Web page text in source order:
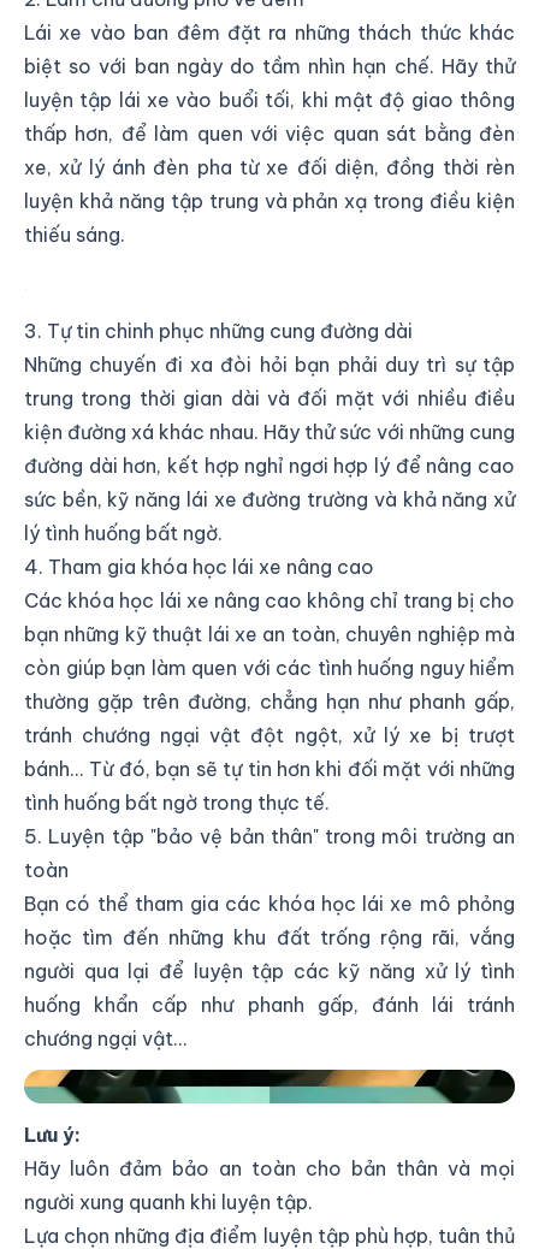
Lái xe vào ban đêm đặt ra những thách thức khác
biệt so với ban ngày do tầm nhìn hạn chế. Hãy thử
luyện tập lái xe vào buổi tối, khi mật độ giao thông
thấp hơn, để làm quen với việc quan sát bằng đèn
xe, xử lý ánh đèn pha từ xe đối diện, đồng thời rèn
luyện khả năng tập trung và phản xạ trong điều kiện
thiếu sáng.
Làm chủ đường phố về đêm Khi Lái Xe
3. Tự tin chinh phục những cung đường dài
Những chuyến đi xa đòi hỏi bạn phải duy trì sự tập
trung trong thời gian dài và đối mặt với nhiều điều
kiện đường xá khác nhau. Hãy thử sức với những cung
đường dài hơn, kết hợp nghỉ ngơi hợp lý để nâng cao
sức bền, kỹ năng lái xe đường trường và khả năng xử
lý tình huống bất ngờ.
4. Tham gia khóa học lái xe nâng cao
Các khóa học lái xe nâng cao không chỉ trang bị cho
bạn những kỹ thuật lái xe an toàn, chuyên nghiệp mà
còn giúp bạn làm quen với các tình huống nguy hiểm
thường gặp trên đường, chẳng hạn như phanh gấp,
tránh chướng ngại vật đột ngột, xử lý xe bị trượt
bánh... Từ đó, bạn sẽ tự tin hơn khi đối mặt với những
tình huống bất ngờ trong thực tế.
5. Luyện tập "bảo vệ bản thân" trong môi trường an
toàn
Bạn có thể tham gia các khóa học lái xe mô phỏng
hoặc tìm đến những khu đất trống rộng rãi, vắng
người qua lại để luyện tập các kỹ năng xử lý tình
huống khẩn cấp như phanh gấp, đánh lái tránh
chướng ngại vật...
Luyện Tập Thường Xuyên Lái Xe
Lưu ý:
Hãy luôn đảm bảo an toàn cho bản thân và mọi
người xung quanh khi luyện tập.
Lựa chọn những địa điểm luyện tập phù hợp, tuân thủ